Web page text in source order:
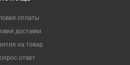
оплаты
доставки
на товар
ответ